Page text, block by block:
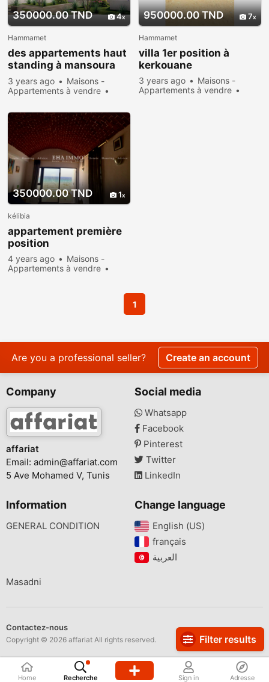
Filter results
350000.00 TND 4
Hammamet
des appartements haut
standing à mansoura
kelibia
3 years ago
Maisons -
Appartements à vendre
viewed
950000.00 TND 7
Hammamet
villa 1er position à
kerkouane
3 years ago
Maisons -
Appartements à vendre
350000.00 TND 1
kélibia
appartement première
position
4 years ago
Maisons -
Appartements à vendre
1
Are you a professional seller? Create an account
Company
affariat
Email: admin@affariat.com
5 Ave Mohamed V, Tunis
Social media
Whatsapp
Facebook
Pinterest
Twitter
LinkedIn
Information
GENERAL CONDITION
Change language
English (US)‎
français‎
Masadni
Contactez-nous
Copyright © 2026 affariat All rights reserved.
Home Recherche Sign in Adresse